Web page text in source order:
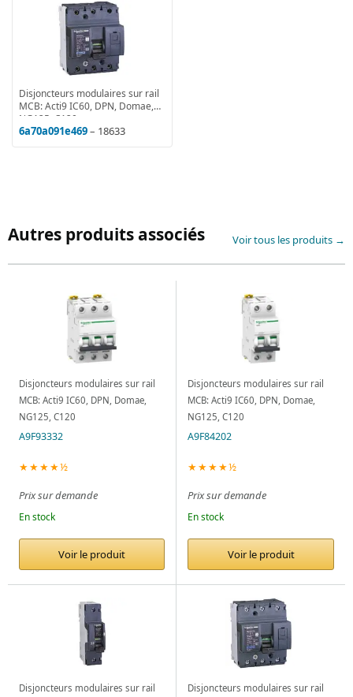
Disjoncteurs modulaires sur rail
MCB: Acti9 IC60, DPN, Domae,
NG125, C120
6a70a091e469– 18633
Autres produits associés Voir tous les produits →
Disjoncteurs modulaires sur rail
MCB: Acti9 IC60, DPN, Domae,
NG125, C120
A9F93332
★★★★½
Prix sur demande
En stock
Voir le produit
Disjoncteurs modulaires sur rail
MCB: Acti9 IC60, DPN, Domae,
NG125, C120
A9F84202
★★★★½
Prix sur demande
En stock
Voir le produit
Disjoncteurs modulaires sur rail
Disjoncteurs modulaires sur rail